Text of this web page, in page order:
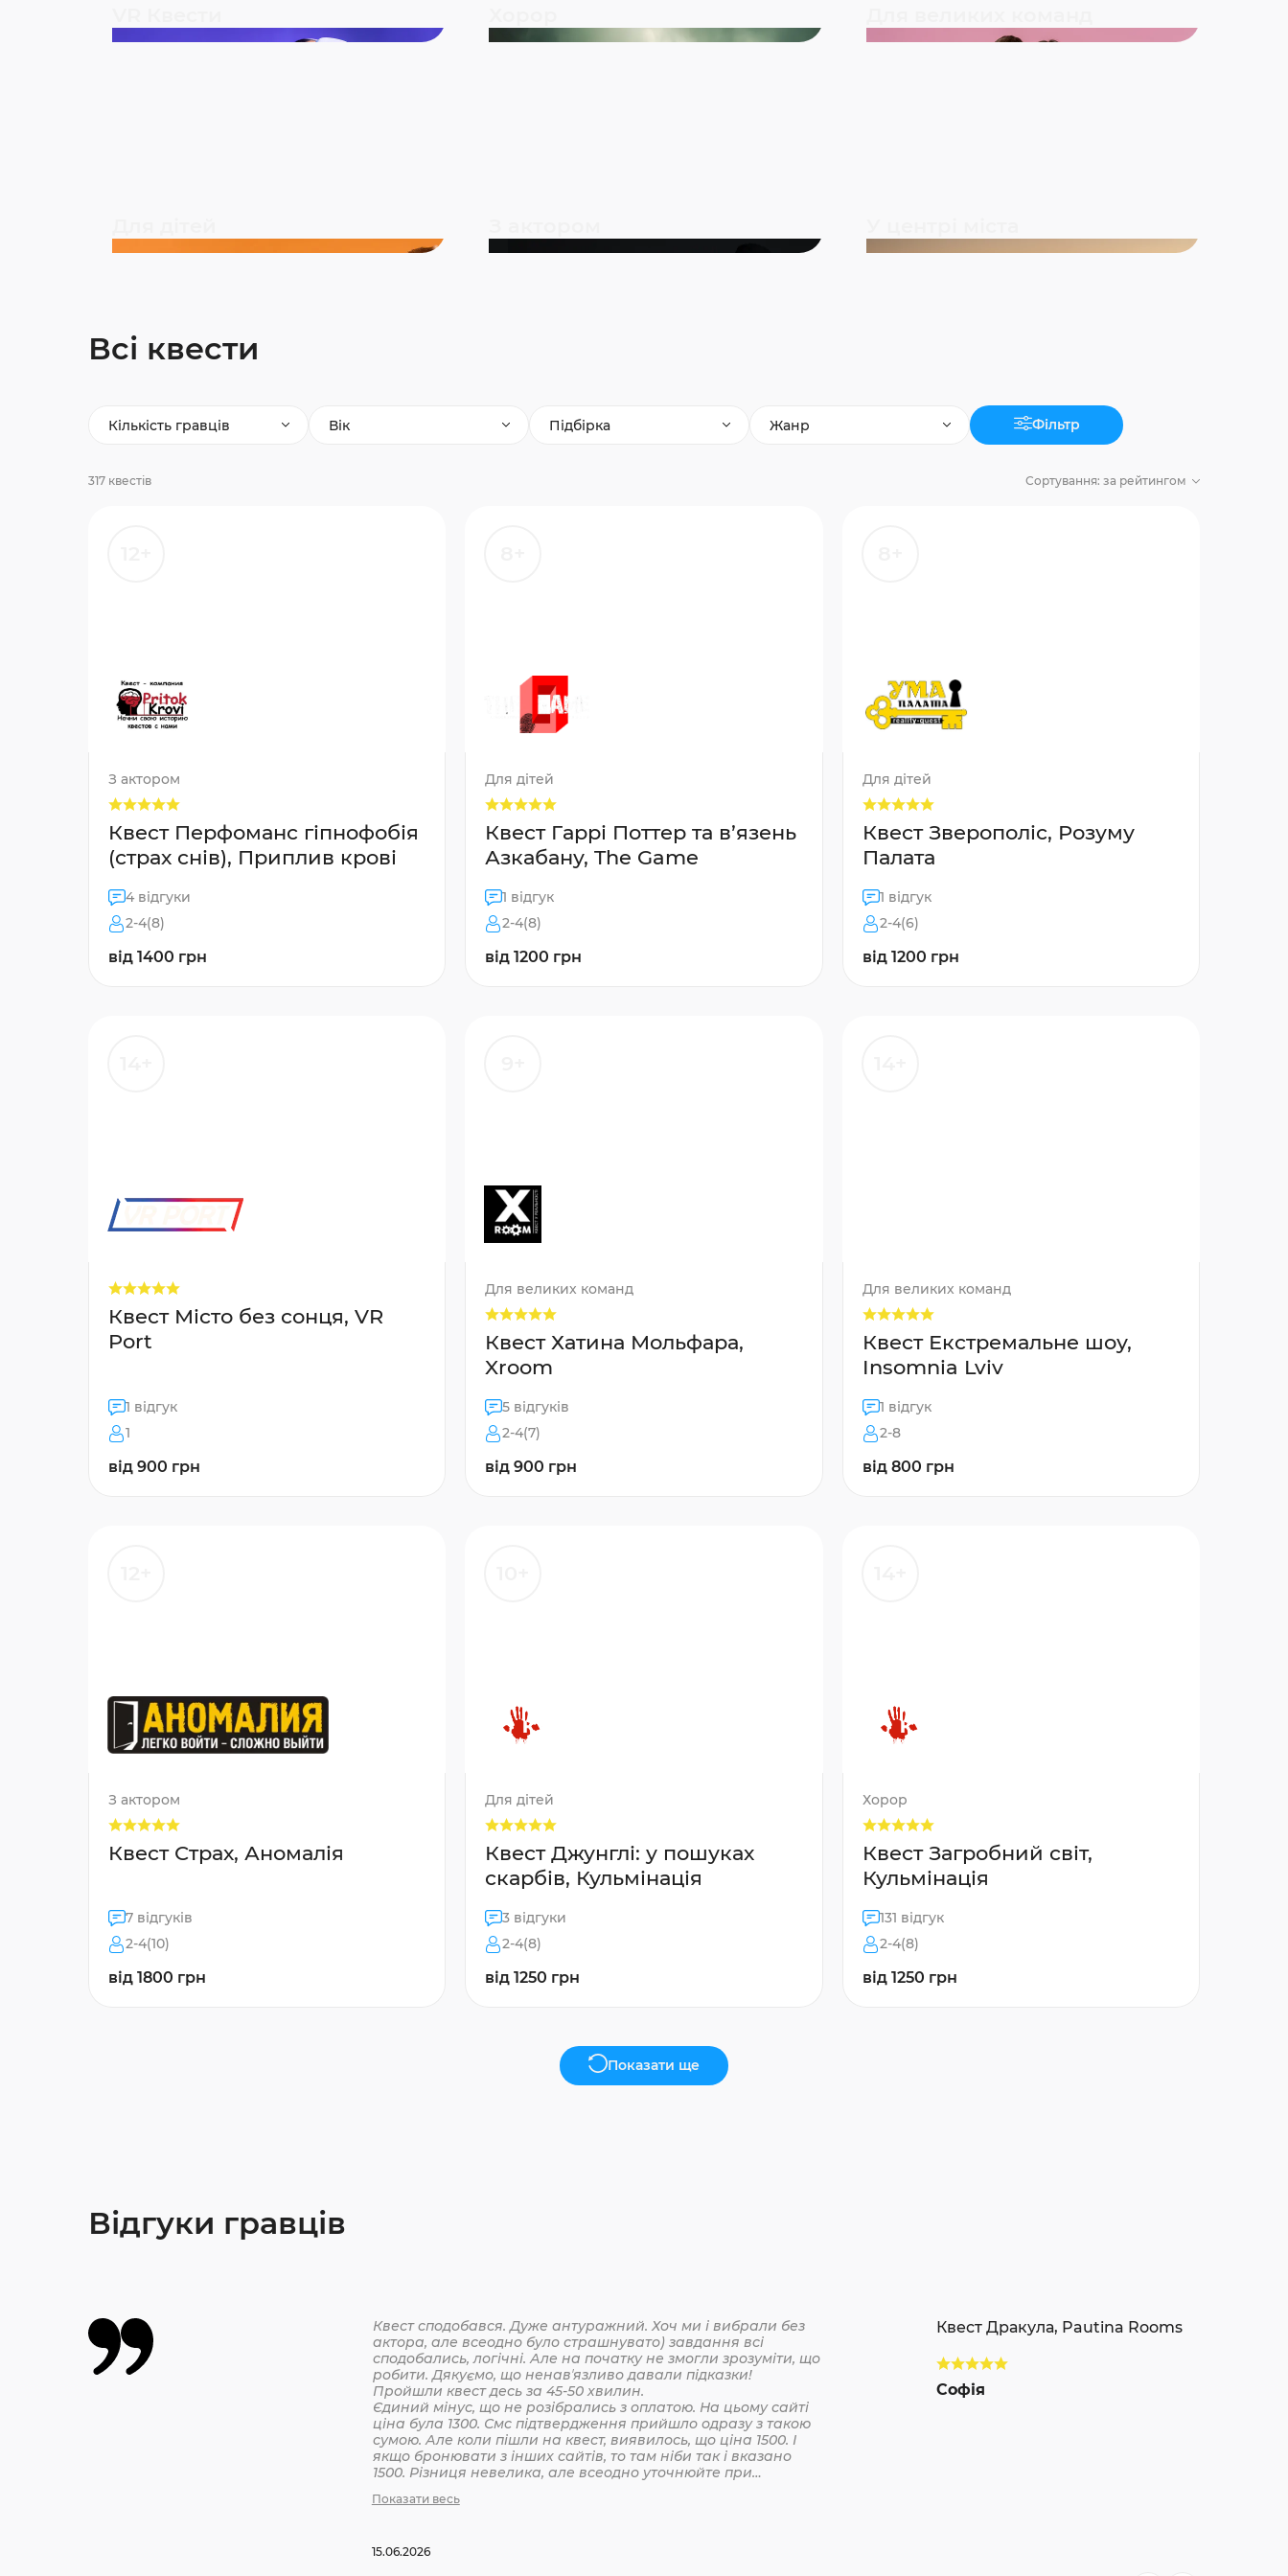
Всі квести
Кількість гравців Вік Підбірка Жанр Фільтр
317 квестів Сортування: за рейтингом
З актором
Квест Перфоманс гіпнофобія
(страх снів), Приплив крові
4 відгуки
2-4(8)
від 1400 грн
Для дітей
Квест Гаррі Поттер та в’язень
Азкабану, The Game
1 відгук
2-4(8)
від 1200 грн
Для дітей
Квест Зверополіс, Розуму
Палата
1 відгук
2-4(6)
від 1200 грн
Квест Місто без сонця, VR
Port
1 відгук
1
від 900 грн
Для великих команд
Квест Хатина Мольфара,
Xroom
5 відгуків
2-4(7)
від 900 грн
Для великих команд
Квест Екстремальне шоу,
Insomnia Lviv
1 відгук
2-8
від 800 грн
З актором
Квест Страх, Аномалія
7 відгуків
2-4(10)
від 1800 грн
Для дітей
Квест Джунглі: у пошуках
скарбів, Кульмінація
3 відгуки
2-4(8)
від 1250 грн
Хорор
Квест Загробний світ,
Кульмінація
131 відгук
2-4(8)
від 1250 грн
Показати ще
Відгуки гравців
Квест сподобався. Дуже антуражний. Хоч ми і вибрали без
актора, але всеодно було страшнувато) завдання всі
сподобались, логічні. Але на початку не змогли зрозуміти, що
робити. Дякуємо, що ненавʼязливо давали підказки!
Пройшли квест десь за 45-50 хвилин.
Єдиний мінус, що не розібрались з оплатою. На цьому сайті
ціна була 1300. Смс підтвердження прийшло одразу з такою
сумою. Але коли пішли на квест, виявилось, що ціна 1500. І
якщо бронювати з інших сайтів, то там ніби так і вказано
1500. Різниця невелика, але всеодно уточнюйте при
Показати весь
15.06.2026
Квест Дракула, Pautina Rooms
Софія